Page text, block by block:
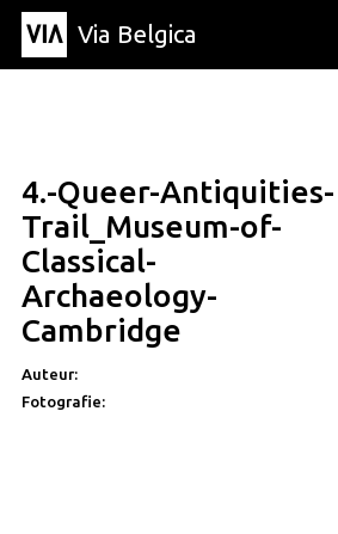
Via Belgica
Artikel
Educatie
Recept
Vrienden
Over Via Belgica
4.-Queer-Antiquities-
Trail_Museum-of-
Classical-
Archaeology-
Cambridge
Auteur:
Fotografie: